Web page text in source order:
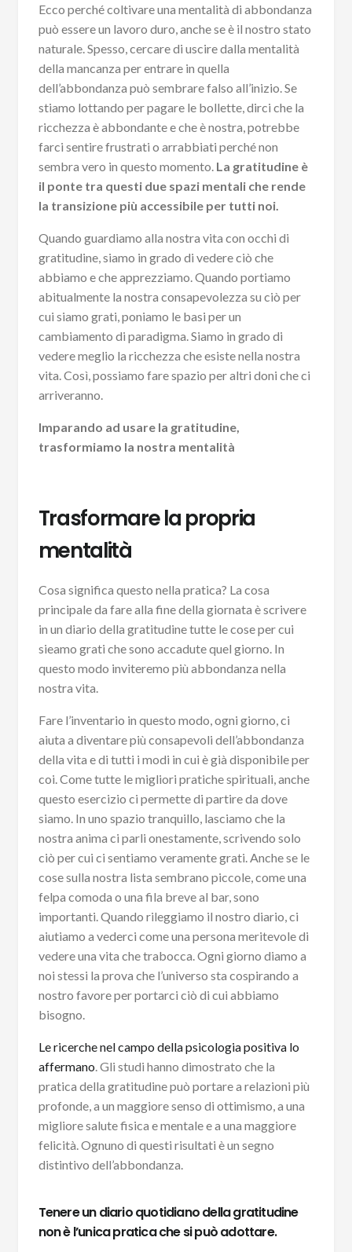
Ecco perché coltivare una mentalità di abbondanza
può essere un lavoro duro, anche se è il nostro stato
naturale. Spesso, cercare di uscire dalla mentalità
della mancanza per entrare in quella
dell’abbondanza può sembrare falso all’inizio. Se
stiamo lottando per pagare le bollette, dirci che la
ricchezza è abbondante e che è nostra, potrebbe
farci sentire frustrati o arrabbiati perché non
sembra vero in questo momento. La gratitudine è
il ponte tra questi due spazi mentali che rende
la transizione più accessibile per tutti noi.
Quando guardiamo alla nostra vita con occhi di
gratitudine, siamo in grado di vedere ciò che
abbiamo e che apprezziamo. Quando portiamo
abitualmente la nostra consapevolezza su ciò per
cui siamo grati, poniamo le basi per un
cambiamento di paradigma. Siamo in grado di
vedere meglio la ricchezza che esiste nella nostra
vita. Così, possiamo fare spazio per altri doni che ci
arriveranno.
Imparando ad usare la gratitudine,
trasformiamo la nostra mentalità
Trasformare la propria
mentalità
Cosa significa questo nella pratica? La cosa
principale da fare alla fine della giornata è scrivere
in un diario della gratitudine tutte le cose per cui
sieamo grati che sono accadute quel giorno. In
questo modo inviteremo più abbondanza nella
nostra vita.
Fare l’inventario in questo modo, ogni giorno, ci
aiuta a diventare più consapevoli dell’abbondanza
della vita e di tutti i modi in cui è già disponibile per
coi. Come tutte le migliori pratiche spirituali, anche
questo esercizio ci permette di partire da dove
siamo. In uno spazio tranquillo, lasciamo che la
nostra anima ci parli onestamente, scrivendo solo
ciò per cui ci sentiamo veramente grati. Anche se le
cose sulla nostra lista sembrano piccole, come una
felpa comoda o una fila breve al bar, sono
importanti. Quando rileggiamo il nostro diario, ci
aiutiamo a vederci come una persona meritevole di
vedere una vita che trabocca. Ogni giorno diamo a
noi stessi la prova che l’universo sta cospirando a
nostro favore per portarci ciò di cui abbiamo
bisogno.
Le ricerche nel campo della psicologia positiva lo
affermano. Gli studi hanno dimostrato che la
pratica della gratitudine può portare a relazioni più
profonde, a un maggiore senso di ottimismo, a una
migliore salute fisica e mentale e a una maggiore
felicità. Ognuno di questi risultati è un segno
distintivo dell’abbondanza.
Tenere un diario quotidiano della gratitudine
non è l’unica pratica che si può adottare.